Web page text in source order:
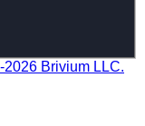
Brivium LLC.